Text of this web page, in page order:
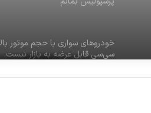
طرح جلد مجله آلمانی اشپیگل:
گوید «شما اخراجيد».